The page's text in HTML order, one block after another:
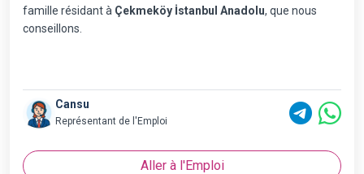
famille résidant à Çekmeköy İstanbul Anadolu, que nous
conseillons.
Cansu
Représentant de l'Emploi
Aller à l'Emploi